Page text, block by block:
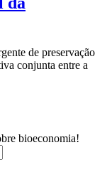
de preservação
conjunta entre a
bioeconomia!